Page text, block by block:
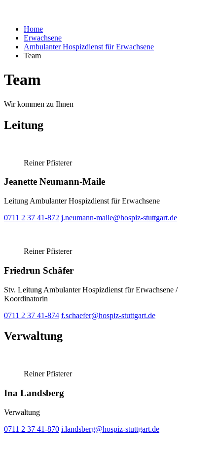
Home
Erwachsene
Ambulanter Hospizdienst für Erwachsene
Team
Team
Wir kommen zu Ihnen
Leitung
Reiner Pfisterer
Jeanette Neumann-Maile
Leitung Ambulanter Hospizdienst für Erwachsene
0711 2 37 41-872 j.neumann-maile@hospiz-stuttgart.de
Reiner Pfisterer
Friedrun Schäfer
Stv. Leitung Ambulanter Hospizdienst für Erwachsene /
Koordinatorin
0711 2 37 41-874 f.schaefer@hospiz-stuttgart.de
Verwaltung
Reiner Pfisterer
Ina Landsberg
Verwaltung
0711 2 37 41-870 i.landsberg@hospiz-stuttgart.de